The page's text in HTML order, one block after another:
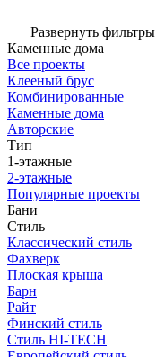
Развернуть фильтры
Каменные дома
Все проекты
Клееный брус
Комбинированные
Каменные дома
Авторские
Тип
1-этажные
2-этажные
Популярные проекты
Бани
Стиль
Классический стиль
Фахверк
Плоская крыша
Барн
Райт
Финский стиль
Стиль HI-TECH